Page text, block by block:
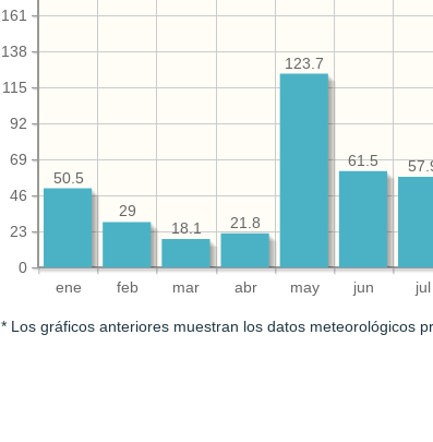
ene feb mar abr may jun jul
0
23
46
69
92
115
138
161
61.5
123.7
21.8
18.1
29
50.5
* Los gráficos anteriores muestran los datos meteorológicos